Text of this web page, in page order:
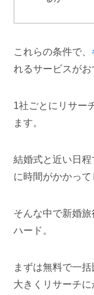
これらの条件で、
れるサービスがお
1社ごとにリサー
ます。
結婚式と近い日
に時間がかかって
そんな中で新婚
ハード。
まずは無料で一
大きくリサーチに